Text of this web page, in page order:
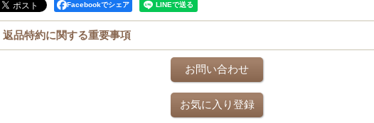
Facebookでシェア
返品特約に関する重要事項
お問い合わせ
お気に入り登録